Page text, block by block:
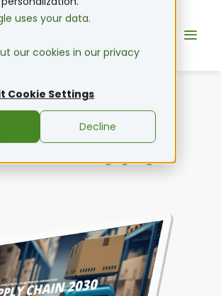
uses your data.
our cookies in our privacy
Cookie Settings
Decline
Guide
Supply